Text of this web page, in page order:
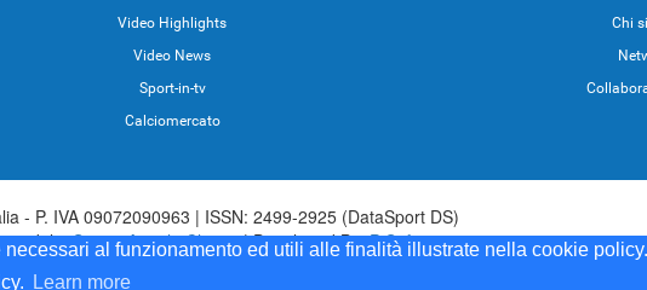
al funzionamento ed utili alle finalità illustrate nella cookie
Learn more
Video Highlights
Video News
Sport-in-tv
Calciomercato
Chi
- P. IVA 09072090963 | ISSN: 2499-2925 (DataSport DS)
Sergio Angelo Chiesa| Developed By:P-Soft
del 30/03/1985 - www.datasport.it iscrizione n.255 del 20/04/2001